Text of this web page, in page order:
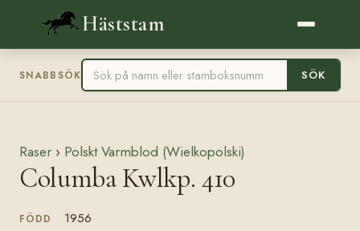
Häststam
SNABBSÖK SÖK
Raser › Polskt Varmblod (Wielkopolski)
Columba Kwlkp. 410
FÖDD 1956